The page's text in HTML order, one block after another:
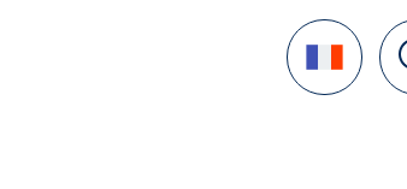
Language